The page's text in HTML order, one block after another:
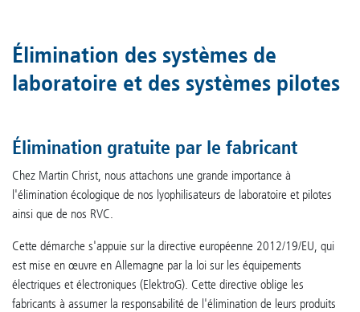
Élimination des systèmes de
laboratoire et des systèmes pilotes
Élimination gratuite par le fabricant
Chez Martin Christ, nous attachons une grande importance à
l'élimination écologique de nos lyophilisateurs de laboratoire et pilotes
ainsi que de nos RVC.
Cette démarche s'appuie sur la directive européenne 2012/19/EU, qui
est mise en œuvre en Allemagne par la loi sur les équipements
électriques et électroniques (ElektroG). Cette directive oblige les
fabricants à assumer la responsabilité de l'élimination de leurs produits